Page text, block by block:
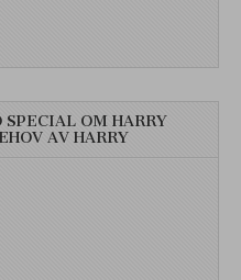
OM HARRY
AV HARRY